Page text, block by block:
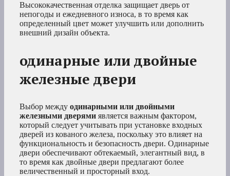
Высококачественная отделка защищает дверь от
непогоды и ежедневного износа, в то время как
определенный цвет может улучшить или дополнить
внешний дизайн объекта.
одинарные или двойные
железные двери
Выбор между одинарными или двойными
железными дверями является важным фактором,
который следует учитывать при установке входных
дверей из кованого железа, поскольку это влияет на
функциональность и безопасность двери. Одинарные
двери обеспечивают обтекаемый, элегантный вид, в
то время как двойные двери предлагают более
величественный и просторный вход.